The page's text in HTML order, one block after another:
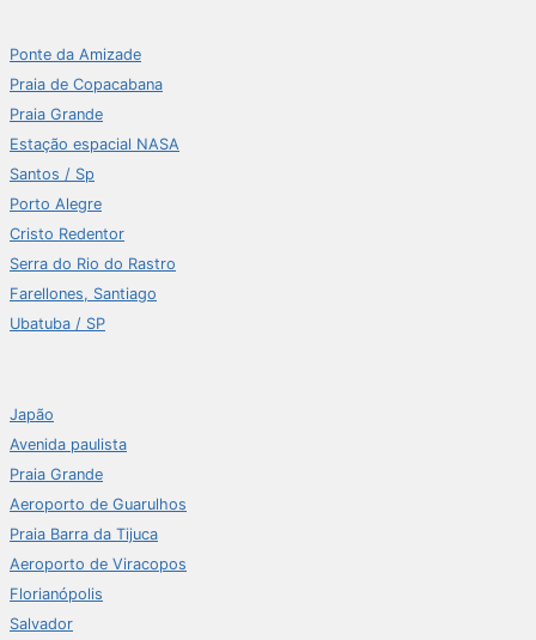
Ponte da Amizade
Praia de Copacabana
Praia Grande
Estação espacial NASA
Santos / Sp
Porto Alegre
Cristo Redentor
Serra do Rio do Rastro
Farellones, Santiago
Ubatuba / SP
Japão
Avenida paulista
Praia Grande
Aeroporto de Guarulhos
Praia Barra da Tijuca
Aeroporto de Viracopos
Florianópolis
Salvador